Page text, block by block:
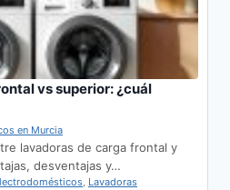
vs superior: ¿cuál
en Murcia
lavadoras de carga frontal y
desventajas y…
, Lavadoras